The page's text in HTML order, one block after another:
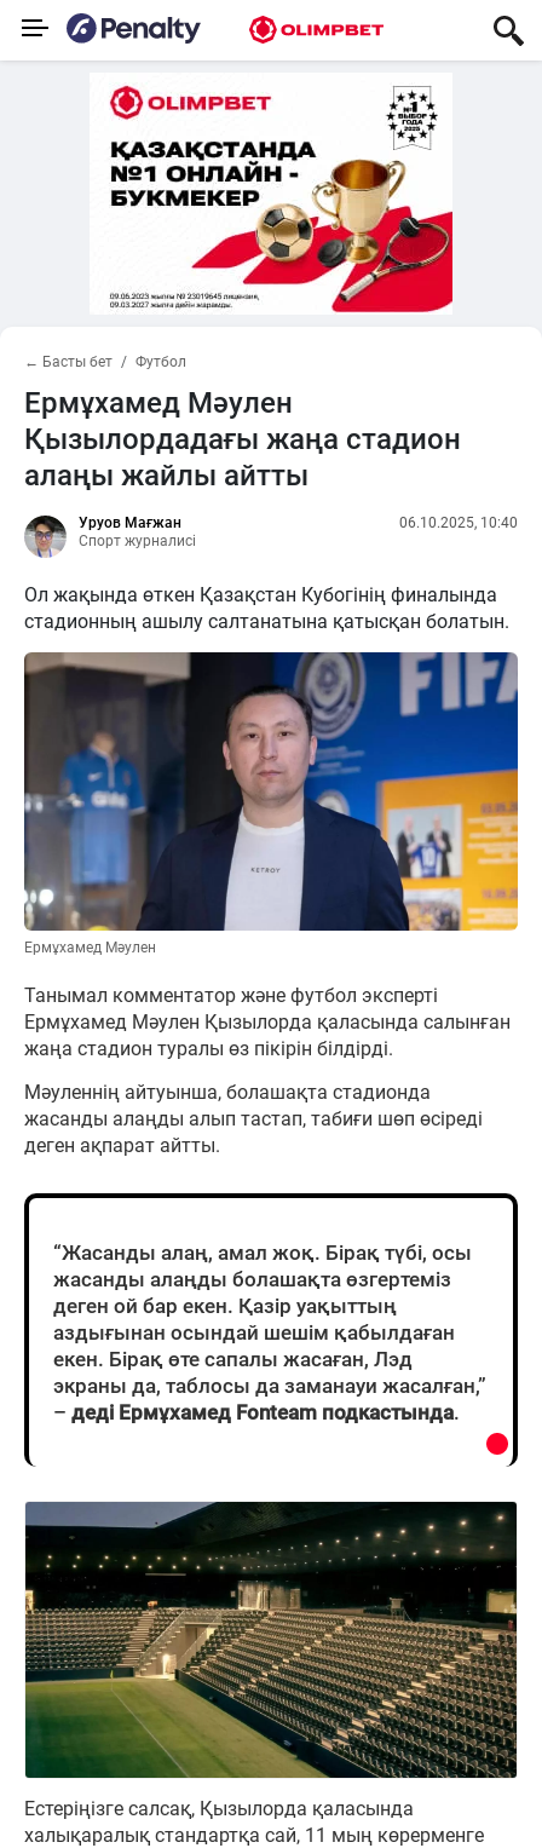
← Басты бет Футбол
Ермұхамед Мәулен
Қызылордадағы жаңа стадион
алаңы жайлы айтты
Уруов Мағжан
Спорт журналисі
06.10.2025, 10:40
Ол жақында өткен Қазақстан Кубогінің финалында
стадионның ашылу салтанатына қатысқан болатын.
Ермұхамед Мәулен
Танымал комментатор және футбол эксперті
Ермұхамед Мәулен Қызылорда қаласында салынған
жаңа стадион туралы өз пікірін білдірді.
Мәуленнің айтуынша, болашақта стадионда
жасанды алаңды алып тастап, табиғи шөп өсіреді
деген ақпарат айтты.
“Жасанды алаң, амал жоқ. Бірақ түбі, осы
жасанды алаңды болашақта өзгертеміз
деген ой бар екен. Қазір уақыттың
аздығынан осындай шешім қабылдаған
екен. Бірақ өте сапалы жасаған, Лэд
экраны да, таблосы да заманауи жасалған,”
– деді Ермұхамед Fonteam подкастында.
Естеріңізге салсақ, Қызылорда қаласында
халықаралық стандартқа сай, 11 мың көрерменге